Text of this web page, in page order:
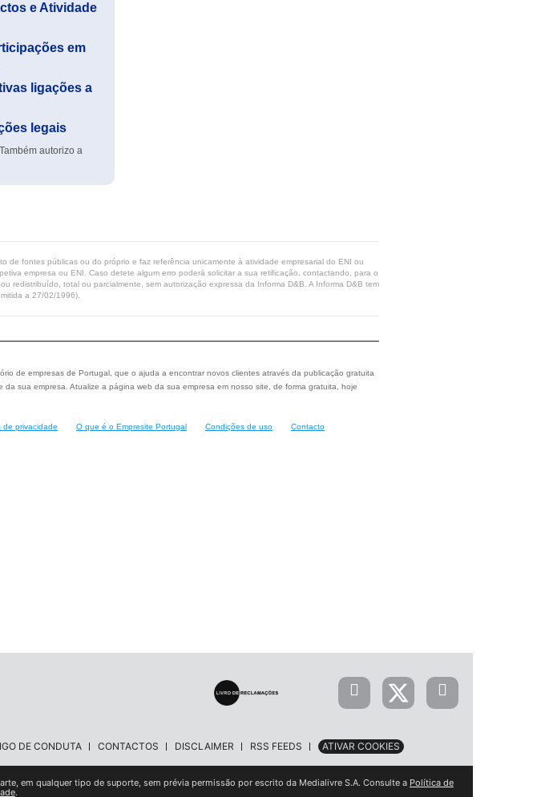
e Atividade
em
ligações a
legais
autorizo a
fontes públicas ou do próprio e faz referência unicamente à atividade empresarial do ENI ou
empresa ou ENI. Caso detete algum erro poderá solicitar a sua retificação, contactando, para o
redistribuído, total ou parcialmente, sem autorização expressa da Informa D&B. A Informa D&B tem
a 27/02/1996).
de empresas de Portugal, que o ajuda a encontrar novos clientes através da publicação gratuita
sua empresa. Atualize a página web da sua empresa em nosso site, de forma gratuita, hoje
de privacidade O que é o Empresite Portugal Condições de uso Contacto